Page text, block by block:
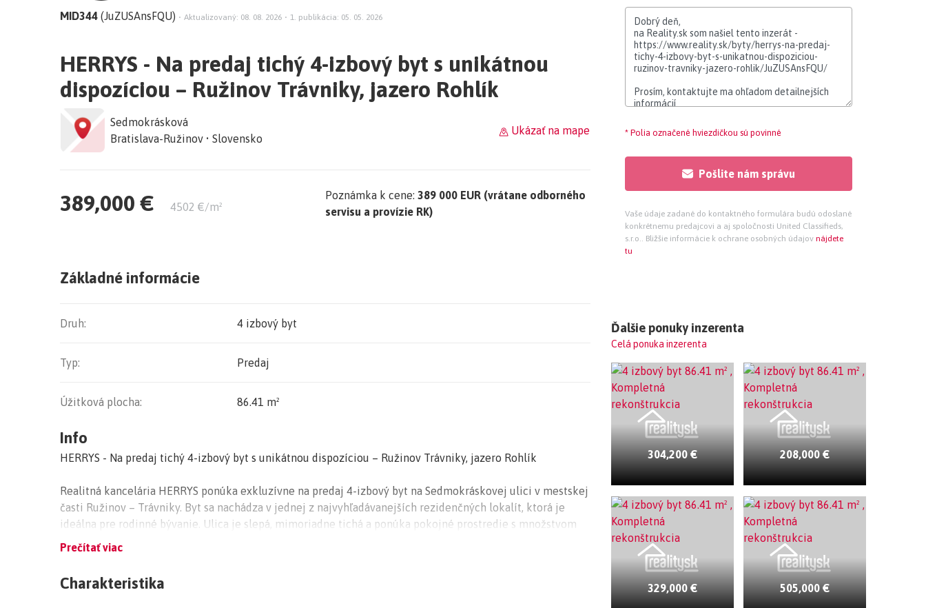
MID344 (JuZUSAnsFQU) • Aktualizovaný: 08. 08. 2026 • 1. publikácia: 05. 05. 2026
HERRYS - Na predaj tichý 4-izbový byt s unikátnou
dispozíciou – Ružinov Trávniky, jazero Rohlík
Sedmokrásková
Bratislava-Ružinov • Slovensko
Ukázať na mape
389,000 € 4502 €/m²
Poznámka k cene: 389 000 EUR (vrátane odborného
servisu a provízie RK)
Základné informácie
Druh: 4 izbový byt
Typ: Predaj
Úžitková plocha: 86.41 m²
Info
HERRYS - Na predaj tichý 4-izbový byt s unikátnou dispozíciou – Ružinov Trávniky, jazero Rohlík
Realitná kancelária HERRYS ponúka exkluzívne na predaj 4-izbový byt na Sedmokráskovej ulici v mestskej
časti Ružinov – Trávniky. Byt sa nachádza v jednej z najvyhľadávanejších rezidenčných lokalít, ktorá je
ideálna pre rodinné bývanie. Ulica je slepá, mimoriadne tichá a ponúka pokojné prostredie s množstvom
zelene. Bezprostredne pri bytovom dome sa nachádza kompletne zrevitalizované detské ihrisko a v pešej
roky, čo z tejto ponuky robí skutočne jedinečnú príležitosť. Táto dispozícia je dokonca výnimočná aj tým,
Prečítať viac
Charakteristika
* Polia označené hviezdičkou sú povinné
Pošlite nám správu
Vaše údaje zadané do kontaktného formulára budú odoslané
konkrétnemu predajcovi a aj spoločnosti United Classifieds,
s.r.o.. Bližšie informácie k ochrane osobných údajov nájdete
tu
Ďalšie ponuky inzerenta
Celá ponuka inzerenta
304,200 € 208,000 €
329,000 € 505,000 €